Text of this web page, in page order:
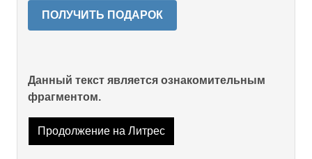
ПОЛУЧИТЬ ПОДАРОК
Данный текст является ознакомительным
фрагментом.
Продолжение на Литрес